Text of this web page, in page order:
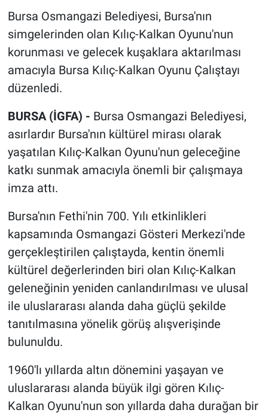
Bursa Osmangazi Belediyesi, Bursa'nın
simgelerinden olan Kılıç-Kalkan Oyunu'nun
korunması ve gelecek kuşaklara aktarılması
amacıyla Bursa Kılıç-Kalkan Oyunu Çalıştayı
düzenledi.
BURSA (İGFA) - Bursa Osmangazi Belediyesi,
asırlardır Bursa'nın kültürel mirası olarak
yaşatılan Kılıç-Kalkan Oyunu'nun geleceğine
katkı sunmak amacıyla önemli bir çalışmaya
imza attı.
Bursa'nın Fethi'nin 700. Yılı etkinlikleri
kapsamında Osmangazi Gösteri Merkezi'nde
gerçekleştirilen çalıştayda, kentin önemli
kültürel değerlerinden biri olan Kılıç-Kalkan
geleneğinin yeniden canlandırılması ve ulusal
ile uluslararası alanda daha güçlü şekilde
tanıtılmasına yönelik görüş alışverişinde
bulunuldu.
1960'lı yıllarda altın dönemini yaşayan ve
uluslararası alanda büyük ilgi gören Kılıç-
Kalkan Oyunu'nun son yıllarda daha durağan bir